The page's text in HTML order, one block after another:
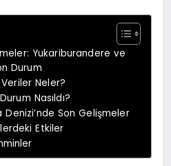
Yukariburandere ve
Durum
Neler?
Nasıldı?
Son Gelişmeler
Etkiler